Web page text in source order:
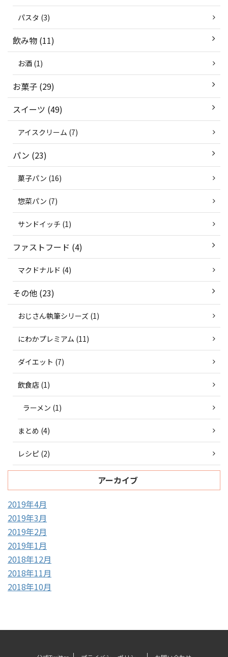
パスタ (3)
飲み物 (11)
お酒 (1)
お菓子 (29)
スイーツ (49)
アイスクリーム (7)
パン (23)
菓子パン (16)
惣菜パン (7)
サンドイッチ (1)
ファストフード (4)
マクドナルド (4)
その他 (23)
おじさん執筆シリーズ (1)
にわかプレミアム (11)
ダイエット (7)
飲食店 (1)
ラーメン (1)
まとめ (4)
レシピ (2)
アーカイブ
2019年4月
2019年3月
2019年2月
2019年1月
2018年12月
2018年11月
2018年10月